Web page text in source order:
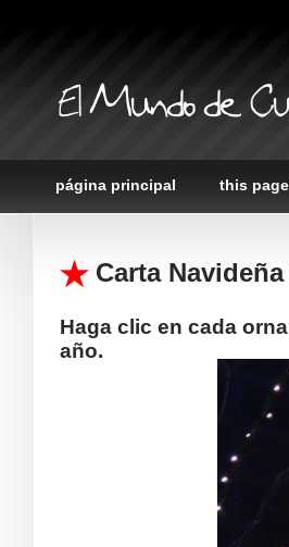
El Mundo de
página principal this
Carta
Haga clic en cada
año.